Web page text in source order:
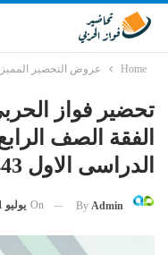
Home عروض التحضير
تحضير فواز
الفقة الصف
الدراسى الاول 1443 هـ
By Admin
On يوليو 21, 2020